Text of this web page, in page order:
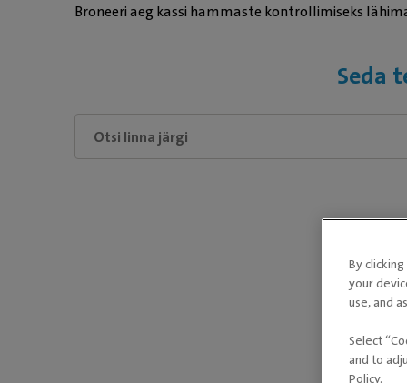
Broneeri aeg kassi hammaste kontrollimiseks
Seda
By
your
use, and
Select
and to
Policy.